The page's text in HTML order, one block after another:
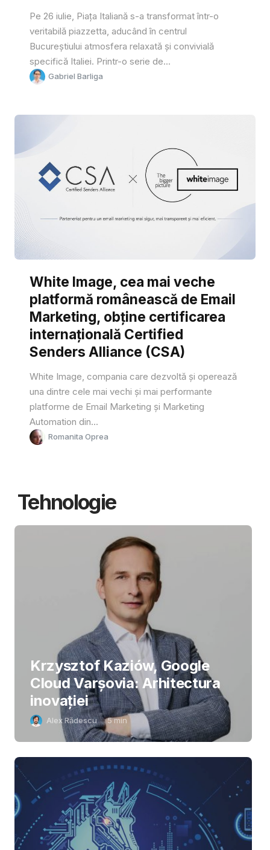
Pe 26 iulie, Piața Italiană s-a transformat într-o
veritabilă piazzetta, aducând în centrul
Bucureștiului atmosfera relaxată și convivială
specifică Italiei. Printr-o serie de...
Gabriel Barliga
White Image, cea mai veche
platformă românească de Email
Marketing, obține certificarea
internațională Certified
Senders Alliance (CSA)
White Image, compania care dezvoltă și operează
una dintre cele mai vechi și mai performante
platforme de Email Marketing și Marketing
Automation din...
Romanita Oprea
Tehnologie
Krzysztof Kaziów, Google
Cloud Varșovia: Arhitectura
inovaţiei
Alex Rădescu 5min